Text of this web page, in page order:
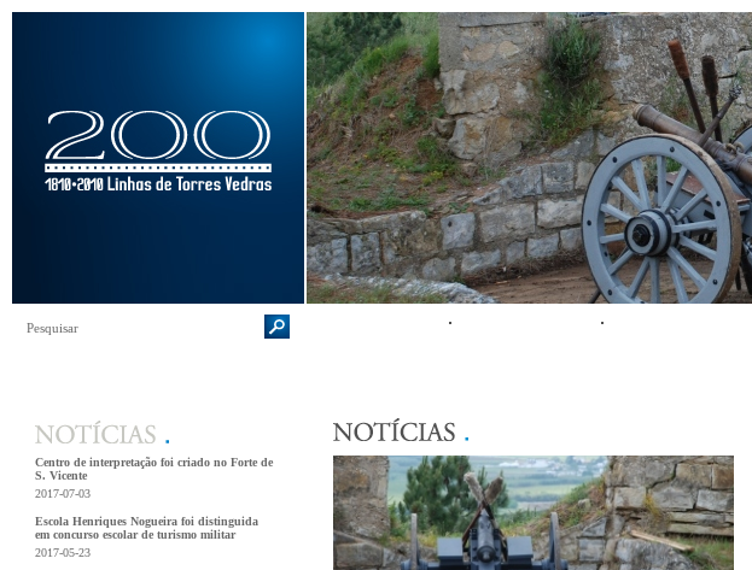
Centro de interpretação foi criado no Forte de
S. Vicente
2017-07-03
Escola Henriques Nogueira foi distinguida
em concurso escolar de turismo militar
2017-05-23